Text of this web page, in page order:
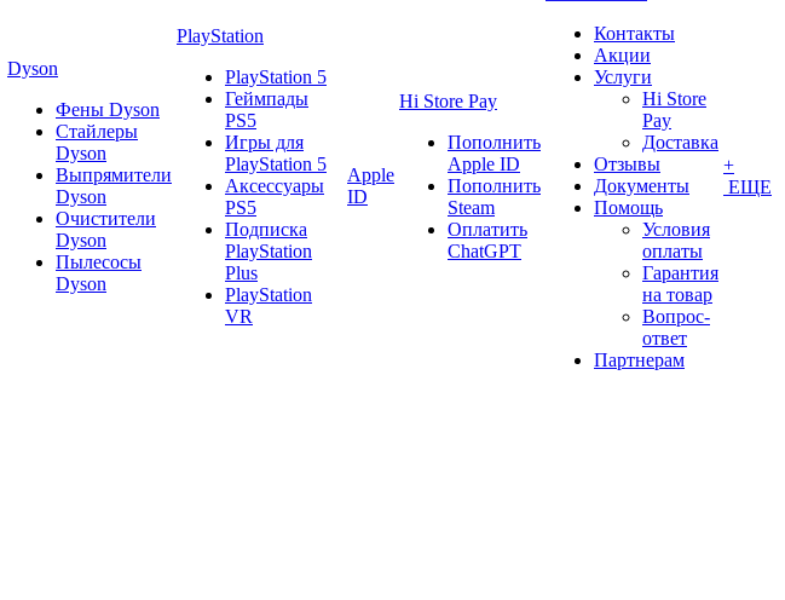
Dyson
Фены Dyson
Стайлеры
Dyson
Выпрямители
Dyson
Очистители
Dyson
Пылесосы
Dyson
PlayStation
PlayStation 5
Геймпады
PS5
Игры для
PlayStation 5
Аксессуары
PS5
Подписка
PlayStation
Plus
PlayStation
VR
Apple
ID
Hi Store Pay
Пополнить
Apple ID
Пополнить
Steam
Оплатить
ChatGPT
Контакты
Акции
Услуги
Hi Store
Pay
Доставка
Отзывы
Документы
Помощь
Условия
оплаты
Гарантия
на товар
Вопрос-
ответ
Партнерам
+
ЕЩЕ